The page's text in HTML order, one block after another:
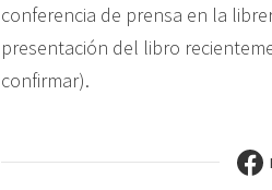
conferencia de prensa en la
presentación del libro
confirmar).